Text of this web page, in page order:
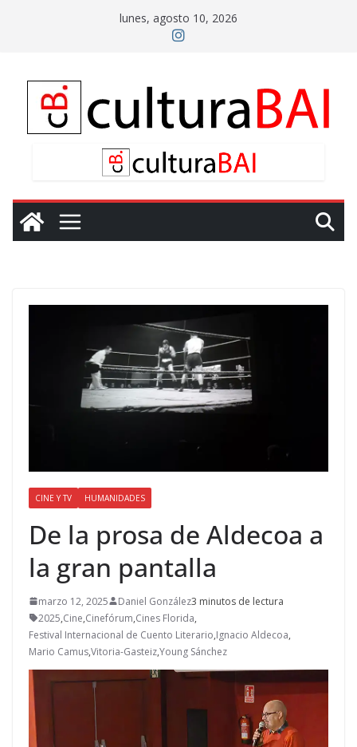
lunes, agosto 10, 2026
CINE Y TV HUMANIDADES
De la prosa de Aldecoa a
la gran pantalla
marzo 12, 2025 Daniel González3 minutos de lectura
2025,Cine,Cinefórum,Cines Florida,
Festival Internacional de Cuento Literario,Ignacio Aldecoa,
Mario Camus,Vitoria-Gasteiz,Young Sánchez